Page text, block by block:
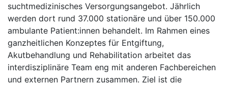
suchtmedizinisches Versorgungsangebot. Jährlich
werden dort rund 37.000 stationäre und über 150.000
ambulante Patient:innen behandelt. Im Rahmen eines
ganzheitlichen Konzeptes für Entgiftung,
Akutbehandlung und Rehabilitation arbeitet das
interdisziplinäre Team eng mit anderen Fachbereichen
und externen Partnern zusammen. Ziel ist die